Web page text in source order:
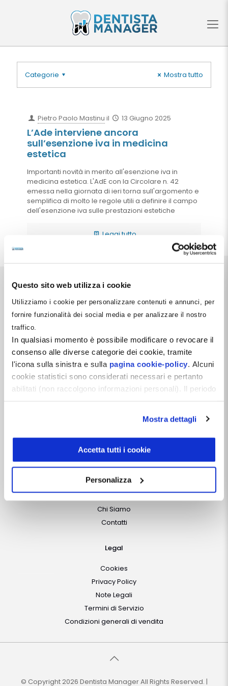
Questo sito web utilizza i cookie
Utilizziamo i cookie per personalizzare contenuti e annunci, per
fornire funzionalità dei social media e per analizzare il nostro
traffico.
In qualsiasi momento è possibile modificare o revocare il
consenso alle diverse categorie dei cookie, tramite
l'icona sulla sinistra e sulla pagina cookie-policy . Alcuni
cookie statistici sono considerati necessari e pertanto
abilitati (non raccolgono informazioni personali). Il periodo
indirizzo:dentistamanager.it/contatti-dentista-
Chiudendo questo banner tramite apposita X in alto a
Mostra dettagli
Accetta tutti i cookie
Personalizza
Categorie Mostra tutto
Pietro Paolo Mastinu il 13 Giugno 2025
L’Ade interviene ancora
sull’esenzione iva in medicina
estetica
Importanti novità in merito all'esenzione iva in
medicina estetica. L'AdE con la Circolare n. 42
emessa nella giornata di ieri torna sull'argomento e
semplifica di molto le regole utili a definire il campo
dell'esenzione iva sulle prestazioni estetiche
Leggi tutto
Via Dante, 2
Zelo Buon Persico (LO)
P.IVA 12066550968
REA LO-2638310
Capitale Sociale i.v. 10.000 €
Vuoi rimanere aggiornato?
Iscriviti gratis allaNewsletter
Chi Siamo
Contatti
Legal
Cookies
Privacy Policy
Note Legali
Termini di Servizio
Condizioni generali di vendita
© Copyright 2026 Dentista Manager All Rights Reserved. |